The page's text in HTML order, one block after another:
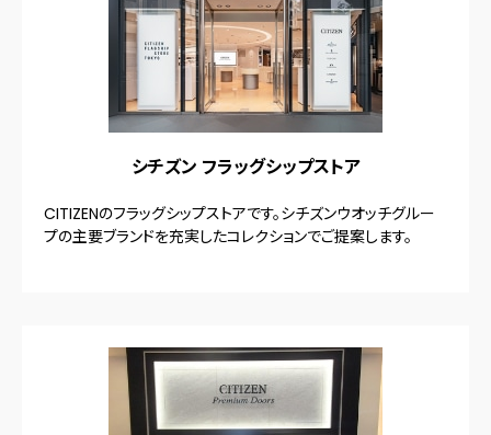
シチズン フラッグシップストア
CITIZENのフラッグシップストアです。シチズンウオッチグルー
プの主要ブランドを充実したコレクションでご提案します。